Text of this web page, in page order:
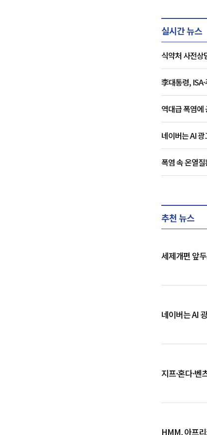
실시간 뉴스
식약처 사전상
李대통령,
역대급 폭염
네이버는 AI
폭염 속 온열
추천 뉴스
세제개편 앞
네이버는 AI
지프·혼다·
HMM, 아프